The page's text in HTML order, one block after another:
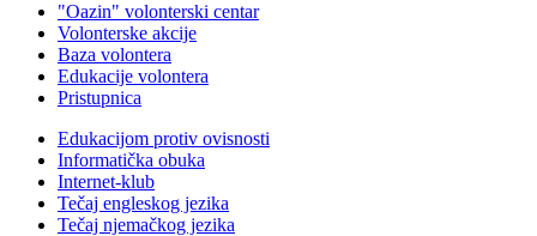
"Oazin" volonterski centar
Volonterske akcije
Baza volontera
Edukacije volontera
Pristupnica
Edukacijom protiv ovisnosti
Informatička obuka
Internet-klub
Tečaj engleskog jezika
Tečaj njemačkog jezika